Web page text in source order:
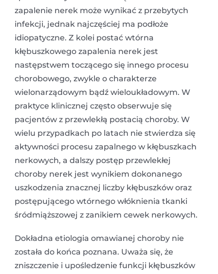
zapalenie nerek może wynikać z przebytych
infekcji, jednak najczęściej ma podłoże
idiopatyczne. Z kolei postać wtórna
kłębuszkowego zapalenia nerek jest
następstwem toczącego się innego procesu
chorobowego, zwykle o charakterze
wielonarządowym bądź wieloukładowym. W
praktyce klinicznej często obserwuje się
pacjentów z przewlekłą postacią choroby. W
wielu przypadkach po latach nie stwierdza się
aktywności procesu zapalnego w kłębuszkach
nerkowych, a dalszy postęp przewlekłej
choroby nerek jest wynikiem dokonanego
uszkodzenia znacznej liczby kłębuszków oraz
postępującego wtórnego włóknienia tkanki
śródmiąższowej z zanikiem cewek nerkowych.
Dokładna etiologia omawianej choroby nie
została do końca poznana. Uważa się, że
zniszczenie i upośledzenie funkcji kłębuszków